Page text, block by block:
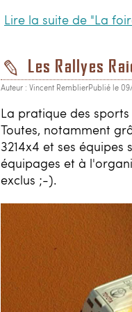
Lire la suite de "La
Les Rallyes
Auteur : Vincent RemblierPublié le
La pratique des
Toutes, notamment
3214x4 et ses
équipages et à
exclus ;-).